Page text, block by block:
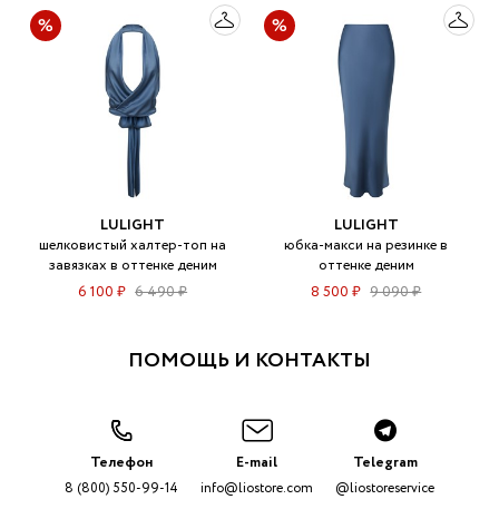
LULIGHT
шелковистый халтер-топ на
завязках в оттенке деним
6 100 ₽ 6 490 ₽
LULIGHT
юбка-макси на резинке в
оттенке деним
8 500 ₽ 9 090 ₽
ПОМОЩЬ И КОНТАКТЫ
Телефон
8 (800) 550-99-14
E-mail
info@liostore.com
Telegram
@liostoreservice